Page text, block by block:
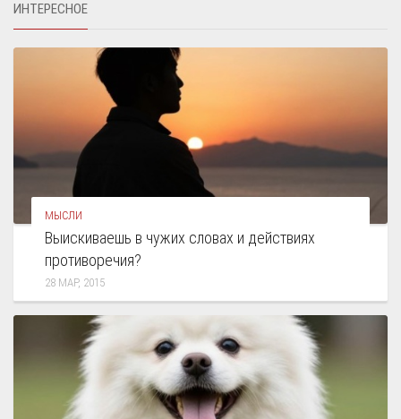
ИНТЕРЕСНОЕ
МЫСЛИ
Выискиваешь в чужих словах и действиях
противоречия?
28 МАР, 2015